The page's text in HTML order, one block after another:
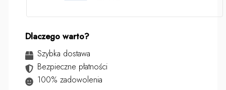
Dlaczego warto?
Szybka dostawa
Bezpieczne płatności
100% zadowolenia